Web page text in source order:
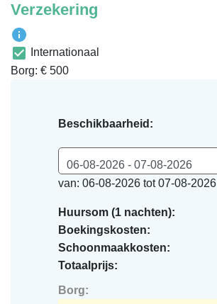
Verzekering
Internationaal
Borg: € 500
Beschikbaarheid:
06-08-2026 - 07-08-2026
van: 06-08-2026 tot 07-08-2026
Huursom (1 nachten):
Boekingskosten:
Schoonmaakkosten:
Totaalprijs:
Borg: